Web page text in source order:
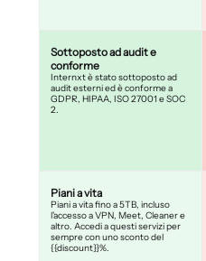
Sottoposto ad audit e
conforme
Internxt è stato sottoposto ad
audit esterni ed è conforme a
GDPR, HIPAA, ISO 27001 e SOC
2.
Piani a vita
Piani a vita fino a 5TB, incluso
l'accesso a VPN, Meet, Cleaner e
altro. Accedi a questi servizi per
sempre con uno sconto del
{{discount}}%.